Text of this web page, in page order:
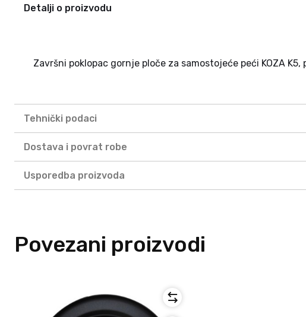
Detalji o proizvodu
Završni poklopac gornje ploče za samostojeće peći KOZA
Tehnički podaci
Dostava i povrat robe
Usporedba proizvoda
Povezani proizvodi